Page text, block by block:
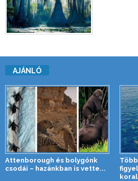
AJÁNLÓ
Attenborough és bolygónk
csodái – hazánkban is vette...